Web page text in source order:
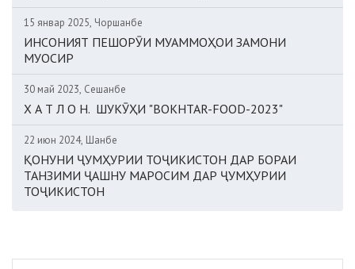
15 январ 2025, Чоршанбе
ИНСОНИЯТ ПЕШОРӮИ МУАММОҲОИ ЗАМОНИ
МУОСИР
30 май 2023, Сешанбе
Х А Т Л О Н. ШУКӮҲИ "BOKHTAR-FOOD-2023"
22 июн 2024, Шанбе
ҚОНУНИ ҶУМҲУРИИ ТОҶИКИСТОН ДАР БОРАИ
ТАНЗИМИ ҶАШНУ МАРОСИМ ДАР ҶУМҲУРИИ
ТОҶИКИСТОН